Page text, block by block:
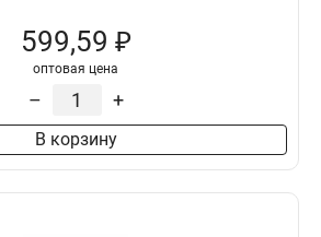
599,59 ₽
оптовая цена
– +
В корзину